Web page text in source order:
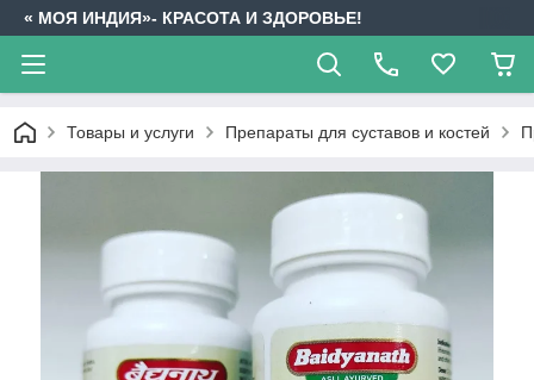
« МОЯ ИНДИЯ»- КРАСОТА И ЗДОРОВЬЕ!
Товары и услуги Препараты для суставов и костей